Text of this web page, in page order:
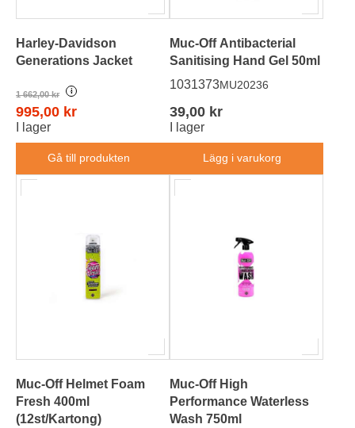
Harley-Davidson
Generations Jacket
1 662,00 kr i
995,00 kr
I lager
Gå till produkten
Muc-Off Antibacterial
Sanitising Hand Gel 50ml
1031373MU20236
39,00 kr
I lager
Lägg i varukorg
Muc-Off Helmet Foam
Fresh 400ml
(12st/Kartong)
Muc-Off High
Performance Waterless
Wash 750ml